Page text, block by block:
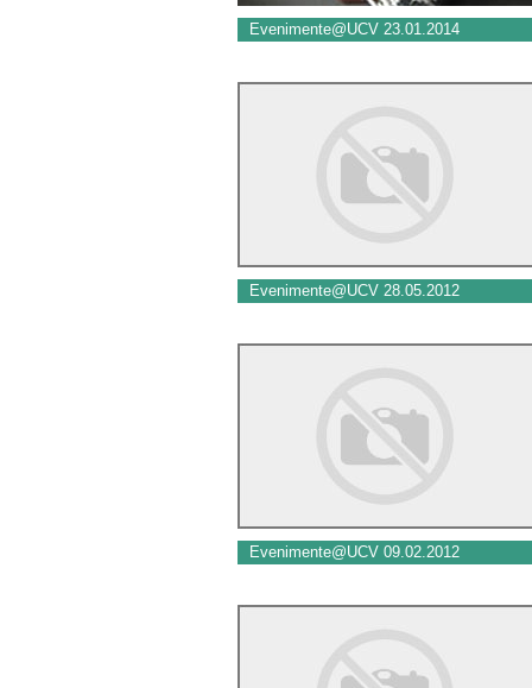
Evenimente@UCV 23.01.2014
Evenimente@UCV 28.05.2012
Evenimente@UCV 09.02.2012